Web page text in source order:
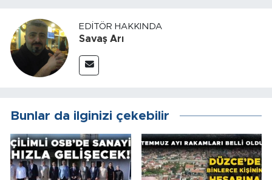
EDITÖR HAKKINDA
Savaş Arı
Bunlar da ilginizi çekebilir